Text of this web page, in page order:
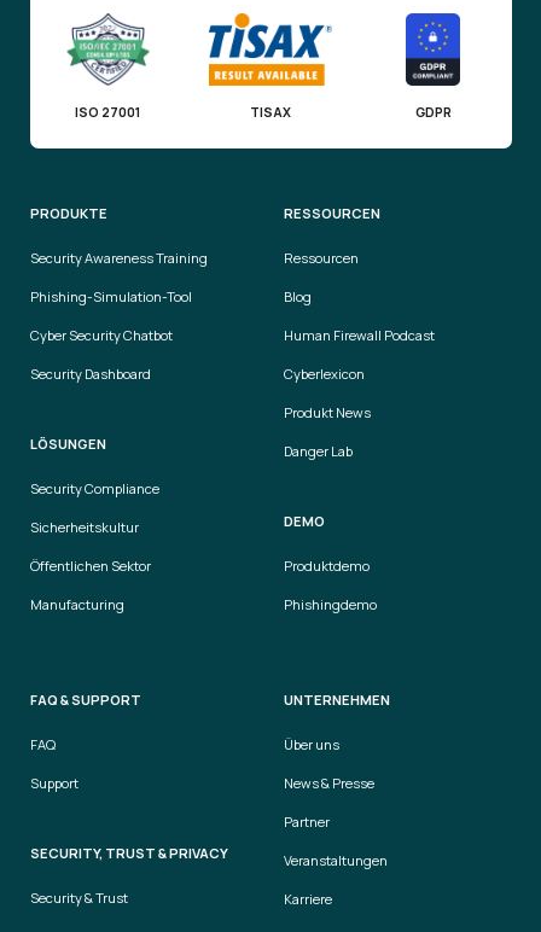
ISO 27001 TISAX GDPR
PRODUKTE
Security Awareness Training
Phishing-Simulation-Tool
Cyber Security Chatbot
Security Dashboard
LÖSUNGEN
Security Compliance
Sicherheitskultur
Öffentlichen Sektor
Manufacturing
RESSOURCEN
Ressourcen
Blog
Human Firewall Podcast
Cyberlexicon
Produkt News
Danger Lab
DEMO
Produktdemo
Phishingdemo
FAQ & SUPPORT
FAQ
Support
SECURITY, TRUST & PRIVACY
Security & Trust
UNTERNEHMEN
Über uns
News & Presse
Partner
Veranstaltungen
Karriere